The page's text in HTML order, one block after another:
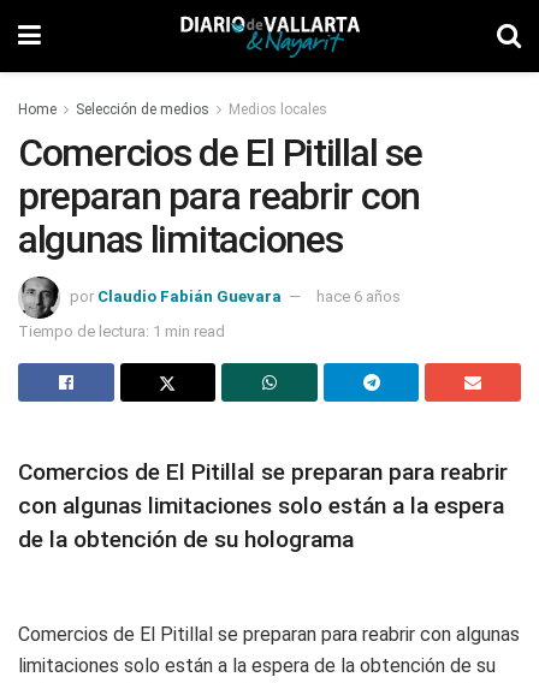
Home Selección de medios Medios locales
Comercios de El Pitillal se
preparan para reabrir con
algunas limitaciones
por Claudio Fabián Guevara
hace 6 años
Tiempo de lectura: 1 min read
Comercios de El Pitillal se preparan para reabrir
con algunas limitaciones solo están a la espera
de la obtención de su holograma
Comercios de El Pitillal se preparan para reabrir con algunas
limitaciones solo están a la espera de la obtención de su